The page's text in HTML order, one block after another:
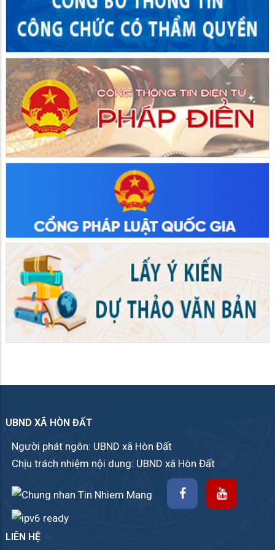
UBND xã Hòn Đất họp nghe báo cáo kết quả thực hiện
chương trình mục tiêu quốc gia phát triển kinh tế xã hội
vùng đồng bào dân tộc thiểu số và miền núi năm 2026